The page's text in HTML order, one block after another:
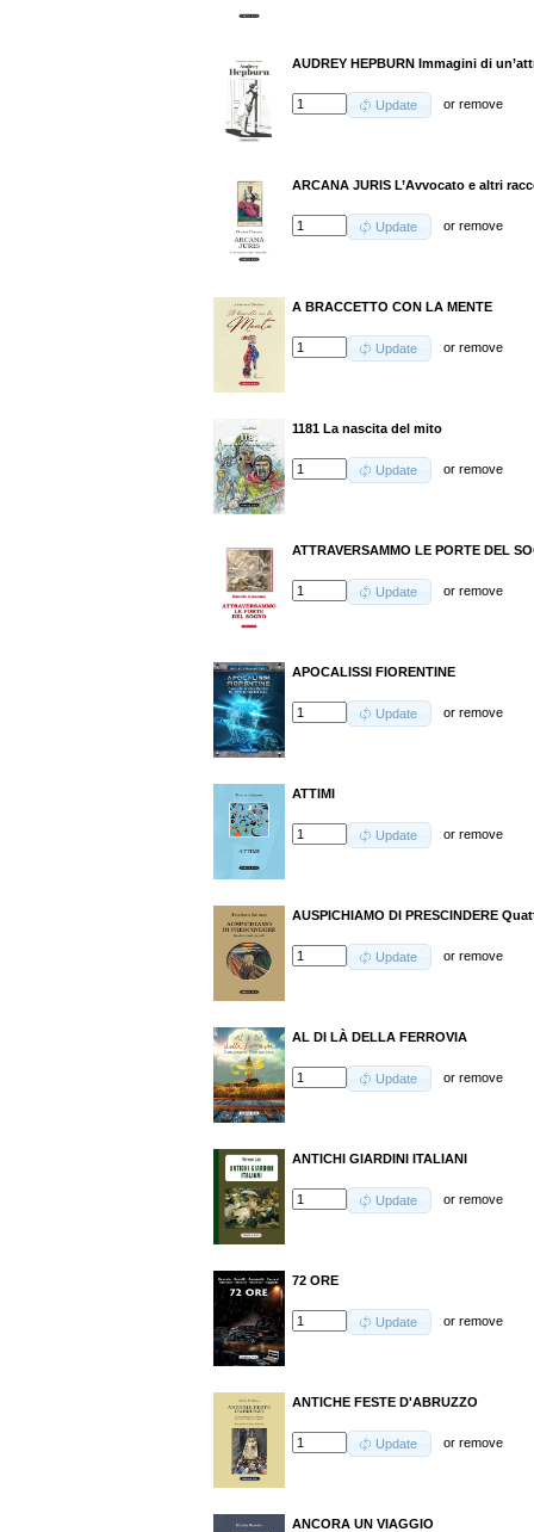
AUDREY HEPBURN Immagini di
Update orremove
ARCANA JURIS L’Avvocato e altri
Update orremove
A BRACCETTO CON LA MENTE
Update orremove
1181 La nascita del mito
Update orremove
ATTRAVERSAMMO LE PORTE DEL
Update orremove
APOCALISSI FIORENTINE
Update orremove
ATTIMI
Update orremove
AUSPICHIAMO DI PRESCINDERE
Update orremove
AL DI LÀ DELLA FERROVIA
Update orremove
ANTICHI GIARDINI ITALIANI
Update orremove
72 ORE
Update orremove
ANTICHE FESTE D'ABRUZZO
Update orremove
ANCORA UN VIAGGIO